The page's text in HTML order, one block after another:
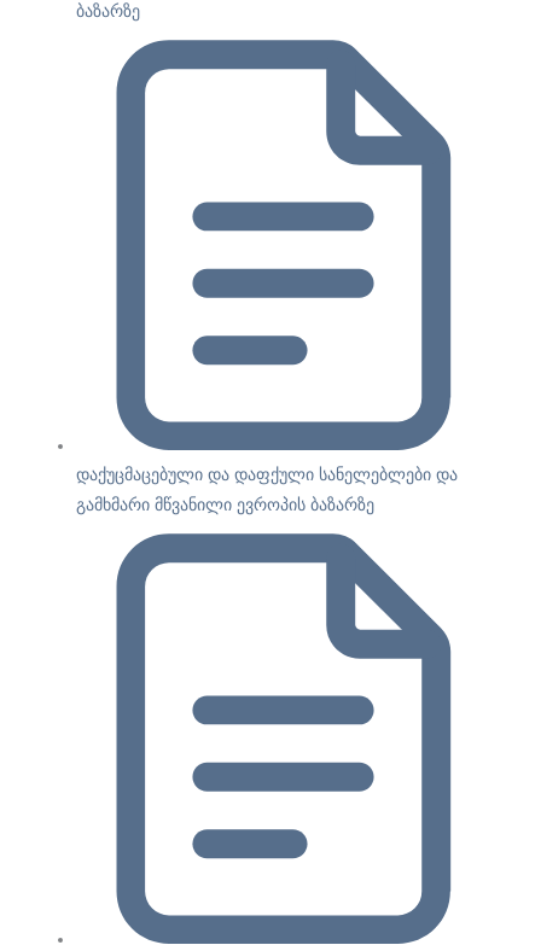
ბაზარზე
დაქუცმაცებული და დაფქული სანელებლები და
გამხმარი მწვანილი ევროპის ბაზარზე